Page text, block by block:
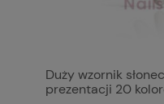
Duży wzornik
prezentacji 20